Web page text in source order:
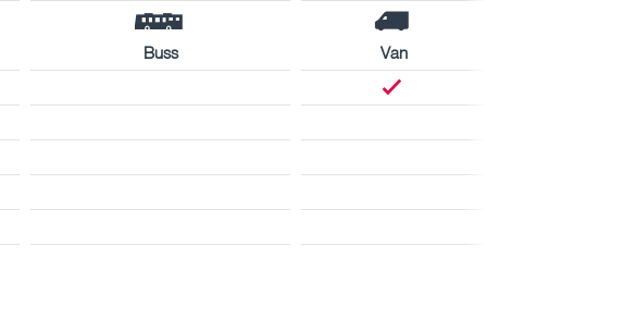
Buss
Van